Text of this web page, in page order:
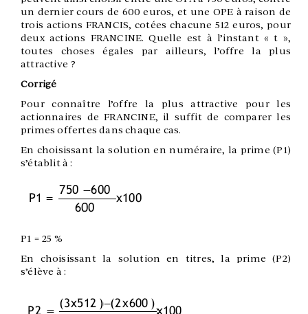
un dernier cours de 600 euros, et une OPE à raison de
trois actions FRANCIS, cotées chacune 512 euros, pour
deux actions FRANCINE. Quelle est à l’instant « t »,
toutes choses égales par ailleurs, l’offre la plus
attractive ?
Corrigé
Pour connaître l’offre la plus attractive pour les
actionnaires de FRANCINE, il suffit de comparer les
primes offertes dans chaque cas.
En choisissant la solution en numéraire, la prime (P1)
s’établit à :
P1 = 25 %
En choisissant la solution en titres, la prime (P2)
s’élève à :